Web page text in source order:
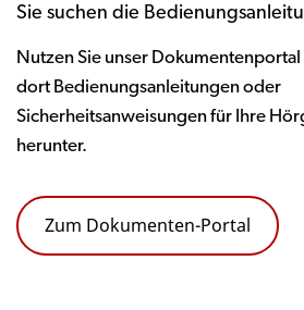
Sie suchen die
Nutzen Sie unser Dokumentenportal
dort Bedienungsanleitungen oder
Sicherheitsanweisungen für Ihre
herunter.
Zum Dokumenten-Portal